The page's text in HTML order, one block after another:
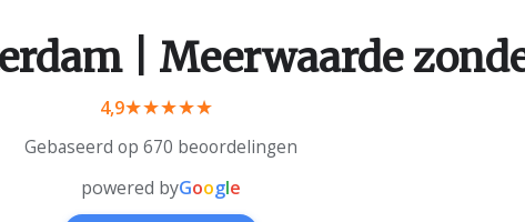
| Meerwaarde
4,9
Gebaseerd op 670 beoordelingen
powered byGoogle